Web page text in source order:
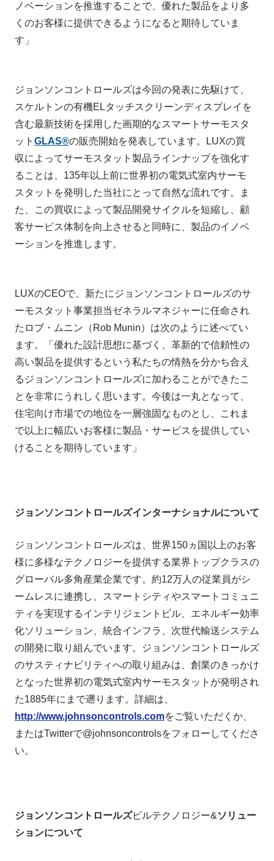
ノベーションを推進することで、優れた製品をより多
くのお客様に提供できるようになると期待していま
す」
ジョンソンコントロールズは今回の発表に先駆けて、
スケルトンの有機ELタッチスクリーンディスプレイを
含む最新技術を採用した画期的なスマートサーモスタ
ット GLAS®の販売開始を発表しています。 LUXの買
収によってサーモスタット製品ラインナップを強化す
ることは、 135年以上前に世界初の電気式室内サーモ
スタットを発明した当社にとって自然な流れです。ま
た、この買収によって製品開発サイクルを短縮し、顧
客サービス体制を向上させると同時に、製品のイノベ
ーションを推進します。
LUXのCEOで、新たにジョンソンコントロールズのサ
ーモスタット事業担当ゼネラルマネジャーに任命され
たロブ・ムニン（ Rob Munin）は次のように述べてい
ます。「優れた設計思想に基づく、革新的で信頼性の
高い製品を提供するという私たちの情熱を分かち合え
るジョンソンコントロールズに加わることができたこ
とを非常にうれしく思います。今後は一丸となって、
住宅向け市場での地位を一層強固なものとし、これま
で以上に幅広いお客様に製品・サービスを提供してい
けることを期待しています」
ジョンソンコントロールズインターナショナルについて
ジョンソンコントロールズは、世界150ヵ国以上のお客
様に多様なテクノロジーを提供する業界トップクラスの
グローバル多角産業企業です。約12万人の従業員がシ
ームレスに連携し、スマートシティやスマートコミュニ
ティを実現するインテリジェントビル、エネルギー効率
化ソリューション、統合インフラ、次世代輸送システム
の開発に取り組んでいます。ジョンソンコントロールズ
のサスティナビリティへの取り組みは、創業のきっかけ
となった世界初の電気式室内サーモスタットが発明され
た1885年にまで遡ります。詳細は、
http://www.johnsoncontrols.comをご覧いただくか、
またはTwitterで@johnsoncontrolsをフォローしてくださ
い。
ジョンソンコントロールズビルテクノロジー&ソリュー
ションについて